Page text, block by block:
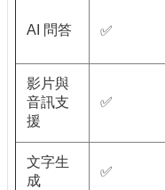
AI 問答 ✅
影片與
音訊支
援
✅
文字生
成
✅